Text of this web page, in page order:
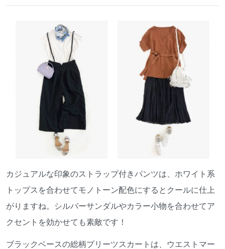
カジュアルな印象のストラップ付きパンツは、ホワイト系
トップスを合わせてモノトーン配色にするとクールに仕上
がりますね。シルバーサンダルやカラー小物を合わせてア
クセントを効かせても素敵です！
ブラックベースの総柄プリーツスカートは、ウエストマー